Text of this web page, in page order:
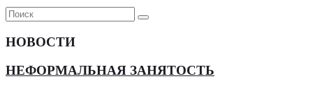
НОВОСТИ
НЕФОРМАЛЬНАЯ ЗАНЯТОСТЬ